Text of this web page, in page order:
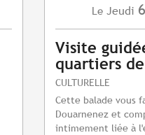
Le Jeudi 6
Visite
quartiers
CULTURELLE
Cette balade vous
Douarnenez et
intimement liée à